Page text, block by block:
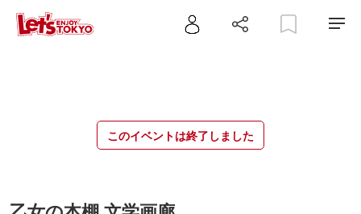
このイベントは終了しました